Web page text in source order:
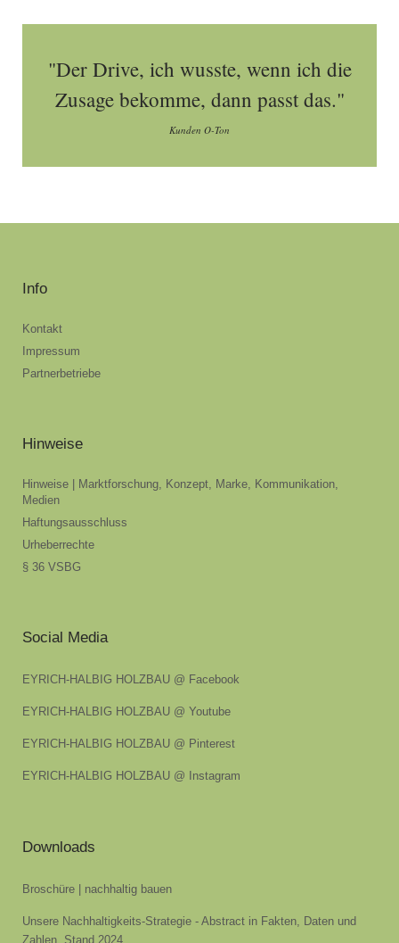
"Der Drive, ich wusste, wenn ich die
Zusage bekomme, dann passt das."
Kunden O-Ton
Info
Kontakt
Impressum
Partnerbetriebe
Hinweise
Hinweise | Marktforschung, Konzept, Marke, Kommunikation,
Medien
Haftungsausschluss
Urheberrechte
§ 36 VSBG
Social Media
EYRICH-HALBIG HOLZBAU @ Facebook
EYRICH-HALBIG HOLZBAU @ Youtube
EYRICH-HALBIG HOLZBAU @ Pinterest
EYRICH-HALBIG HOLZBAU @ Instagram
Downloads
Broschüre | nachhaltig bauen
Unsere Nachhaltigkeits-Strategie - Abstract in Fakten, Daten und
Zahlen, Stand 2024